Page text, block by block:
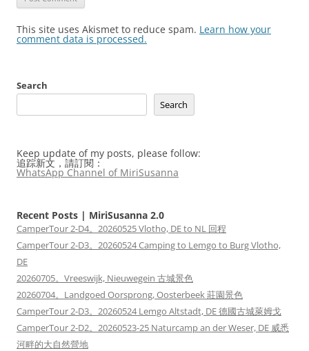
This site uses Akismet to reduce spam. Learn how your
comment data is processed.
Search
Search
Keep update of my posts, please follow:
追踪新文，請訂閱：
WhatsApp Channel of MiriSusanna
Recent Posts | MiriSusanna 2.0
CamperTour 2-D4。20260525 Vlotho, DE to NL 回程
CamperTour 2-D3。20260524 Camping to Lemgo to Burg Vlotho,
DE
20260705。Vreeswijk, Nieuwegein 古城景色
20260704。Landgoed Oorsprong, Oosterbeek 莊園景色
CamperTour 2-D3。20260524 Lemgo Altstadt, DE 德國古城萊姆戈
CamperTour 2-D2。20260523-25 Naturcamp an der Weser, DE 威悉
河畔的大自然營地